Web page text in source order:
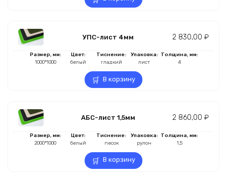
УПС-лист 4мм 2 830,00 ₽
Размер, мм:
1000*1000
Цвет:
белый
Тиснение:
гладкий
Упаковка:
лист
Толщина, мм:
4
В корзину
АБС-лист 1,5мм 2 860,00 ₽
Размер, мм:
2000*1000
Цвет:
белый
Тиснение:
песок
Упаковка:
рулон
Толщина, мм:
1,5
В корзину